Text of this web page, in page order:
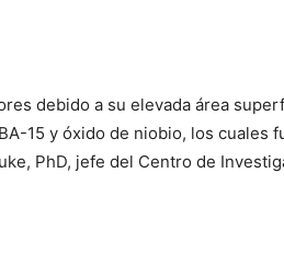
debido a su elevada área
15 y óxido de niobio, los cuales
PhD, jefe del Centro de